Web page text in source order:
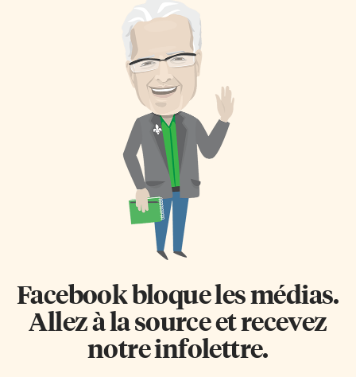
mettre fin à l’itinérance. Cette
année, du 2 au 4 novembre, elle
a rassemblé à Toronto 1 700
personnes du Canada et
d’ailleurs, en présentiel et en
ligne, pour une centaine
d’interventions et d’ateliers. Un
logement d’abord L’approche
«un logement d’abord» est
désormais considérée comme la
000 $ par an: c’est ce que coûte
la possession d’une voiture à
Toronto en moyenne:
amortissement du véhicule,
assurance, essence,
stationnement, entretien… Cela
revient à 30 $ par jour,
l’équivalent d’une bonne course
de taxi. Bien davantage que les
transports en commun […]
Facebook bloque les médias.
Allez à la source et recevez
notre infolettre.